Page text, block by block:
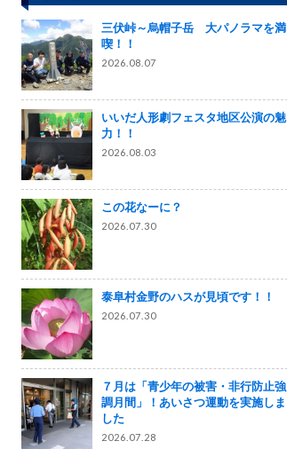
三伏峠～烏帽子岳 大パノラマを満
喫！！
2026.08.07
いいだ人形劇フェスタ地区公演の魅
力！！
2026.08.03
この花なーに？
2026.07.30
泰阜村金野のハスが見頃です！！
2026.07.30
７月は「青少年の被害・非行防止強
調月間」！あいさつ運動を実施しま
した
2026.07.28